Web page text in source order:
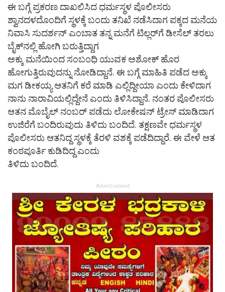
ಈ ಬಗ್ಗೆ ಪ್ರಕರಣ ದಾಖಲಿಸಿದ ಧರ್ಮಸ್ಥಳ ಪೊಲೀಸರು
ಶ್ವಾನದಳದೊಂದಿಗೆ ಸ್ಥಳಕ್ಕೆ ಬಂದು ತನಿಖೆ ನಡೆಸಿದಾಗ ಪಕ್ಕದ ಮನೆಯ
ನಿವಾಸಿ ಸುದರ್ಶನ್ ಎಂಬಾತ ತನ್ನ ಮನೆಗೆ ಟಿಲ್ಲರ್‌ಗೆ ಡೀಸೆಲ್ ತರಲು
ಬೈಕ್‌ನಲ್ಲಿ ಹೋಗಿ ಬರುತ್ತಿದ್ದಾಗ
ಅಕ್ಕು ಮನೆಯಿಂದ ಸಂಬಂಧಿ ಯುವಕ ಅಶೋಕ್ ಹೊರ
ಹೋಗುತ್ತಿರುವುದನ್ನು ನೋಡಿದ್ದಾನೆ. ಈ ಬಗ್ಗೆ ಮಾಹಿತಿ ಪಡೆದ ಅಕ್ಕು
ಮಗ ಡೀಕಯ್ಯ ಆತನಿಗೆ ಕರೆ ಮಾಡಿ ಎಲ್ಲಿದ್ದೀಯಾ ಎಂದು ಕೇಳಿದಾಗ
ನಾನು ನಾರಾವಿಯಲ್ಲಿದ್ದೇನೆ ಎಂದು ತಿಳಿಸಿದ್ದಾನೆ. ನಂತರ ಪೊಲೀಸರು
ಆತನ ಮೊಬೈಲ್ ನಂಬರ್ ಪಡೆದು ಲೋಕೇಷನ್ ಟ್ರೇಸ್ ಮಾಡಿದಾಗ
ಉಜಿರೆಗೆ ಬಂದಿರುವುದು ತಿಳಿದು ಬಂದಿದೆ. ತಕ್ಷಣವೇ ಧರ್ಮಸ್ಥಳ
ಪೊಲೀಸರು ಆತನಿದ್ದ ಸ್ಥಳಕ್ಕೆ ತೆರಳಿ ವಶಕ್ಕೆ ಪಡೆದಿದ್ದಾರೆ. ಈ ವೇಳೆ ಆತ
ಕಂಠಪೂರ್ತಿ ಕುಡಿದಿದ್ದ ಎಂದು
ತಿಳಿದು ಬಂದಿದೆ.
Advertisement